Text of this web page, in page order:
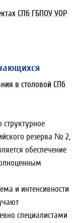
СПб ГБПОУ УОР
в столовой СПб
структурное
резерва № 2,
обеспечение
и интенсивности
специалистами